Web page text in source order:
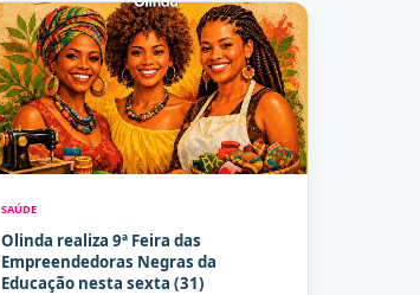
SAÚDE
Olinda realiza 9ª Feira das
Empreendedoras Negras da
Educação nesta sexta (31)